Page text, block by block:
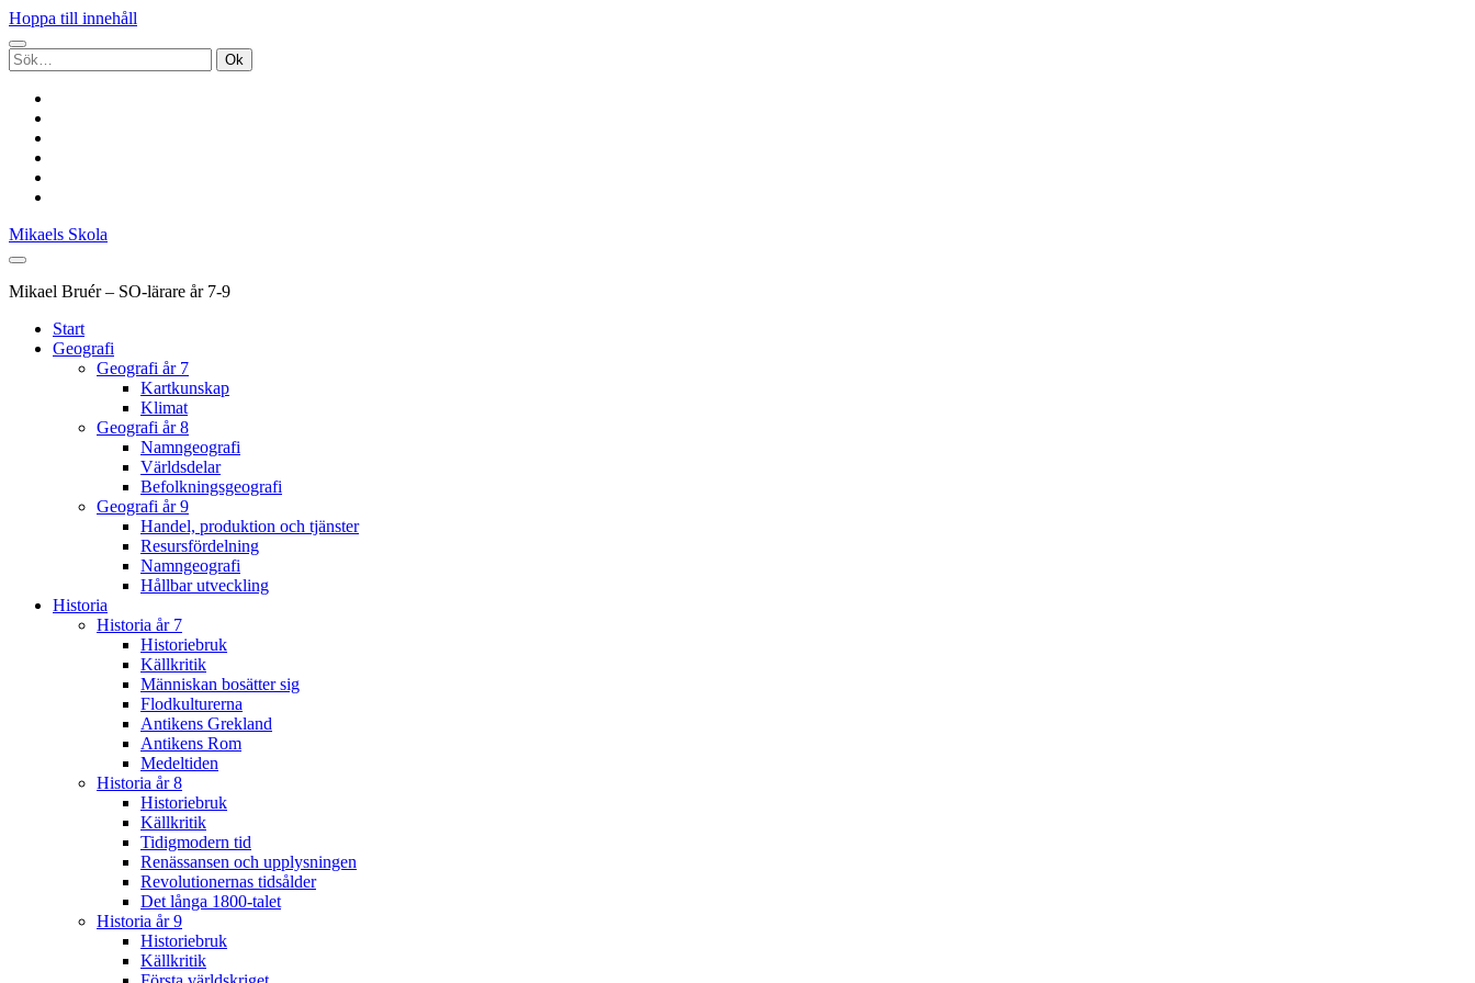
Hoppa till innehåll
Sök
efter:
Mikaels Skola
Mikael Bruér – SO-lärare år 7-9
Start
Geografi
Geografi år 7
Kartkunskap
Klimat
Geografi år 8
Namngeografi
Världsdelar
Befolkningsgeografi
Geografi år 9
Handel, produktion och tjänster
Resursfördelning
Namngeografi
Hållbar utveckling
Historia
Historia år 7
Historiebruk
Källkritik
Människan bosätter sig
Flodkulturerna
Antikens Grekland
Antikens Rom
Medeltiden
Historia år 8
Historiebruk
Källkritik
Tidigmodern tid
Renässansen och upplysningen
Revolutionernas tidsålder
Det långa 1800-talet
Historia år 9
Historiebruk
Källkritik